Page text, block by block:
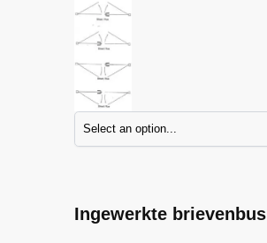
Ingewerkte brievenbus